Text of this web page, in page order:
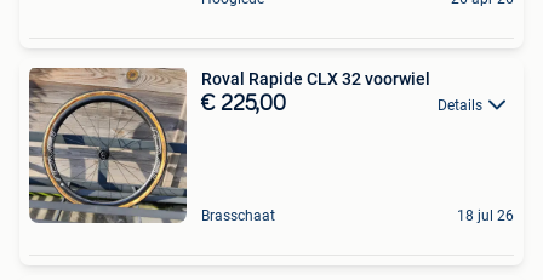
Roval Rapide CLX 32 voorwiel
€ 225,00 Details
Brasschaat 18 jul 26